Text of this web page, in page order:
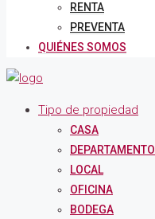
RENTA
PREVENTA
QUIÉNES SOMOS
Tipo de propiedad
CASA
DEPARTAMENTO
LOCAL
OFICINA
BODEGA